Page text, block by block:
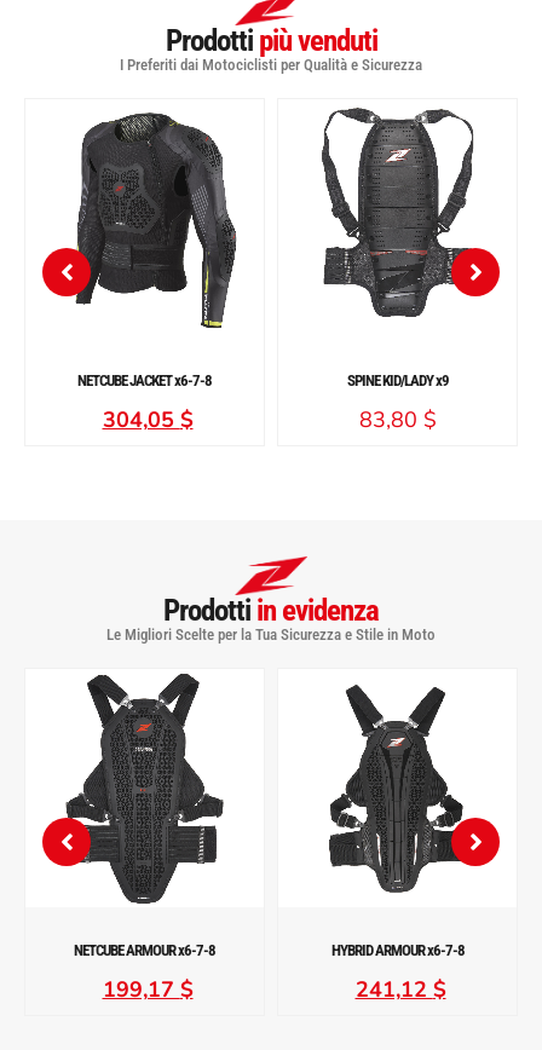
Prodotti più venduti
I Preferiti dai Motociclisti per Qualità e Sicurezza
NETCUBE JACKET x6-7-8
304,05 $
SPINE KID/LADY x9
83,80 $
Prodotti in evidenza
Le Migliori Scelte per la Tua Sicurezza e Stile in Moto
NETCUBE ARMOUR x6-7-8
199,17 $
HYBRID ARMOUR x6-7-8
241,12 $